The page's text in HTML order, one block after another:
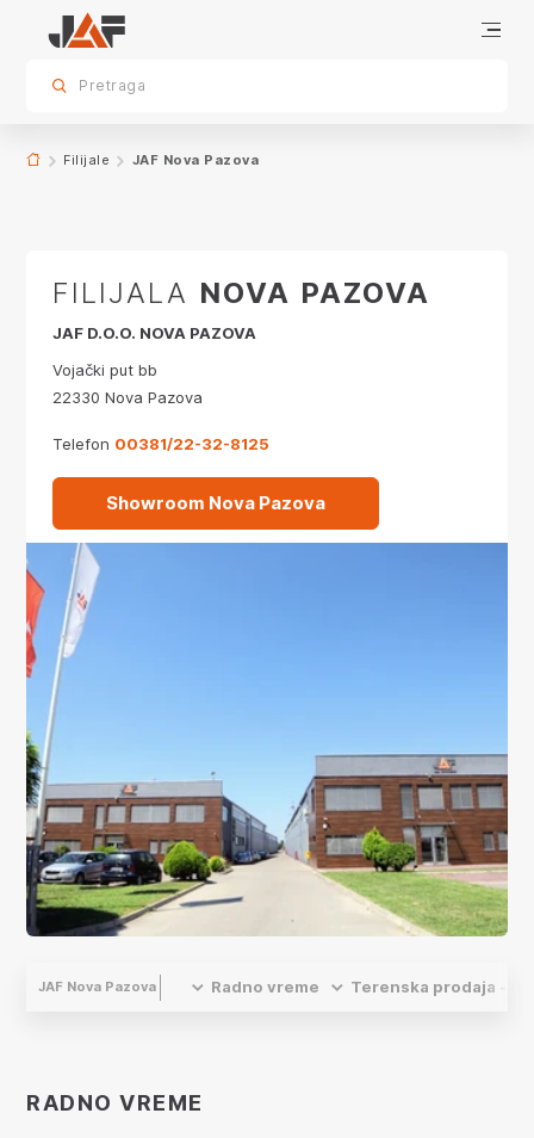
sr.skip-to.main-content
sr.skip-to.table-of-contents
sr.skip-to.main-navigation
Radno vreme
Terenska prodaja
Specijalista prodaje za arhitekte i Stolare
Inženjeri tehničke podrške
Produkt menadžeri
Pretraga
Filijale JAF Nova Pazova
FILIJALA NOVA PAZOVA
JAF D.O.O. NOVA PAZOVA
Vojački put bb
22330 Nova Pazova
Telefon 00381/22-32-8125
Showroom Nova Pazova
JAF Nova Pazova Radno vreme Terenska prodaja -
RADNO VREME